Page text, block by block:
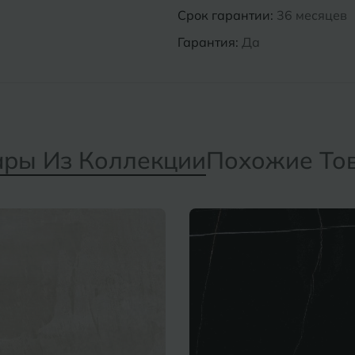
Срок гарантии: 36 месяцев
Гарантия: Да
Из КоллекцииПохожие